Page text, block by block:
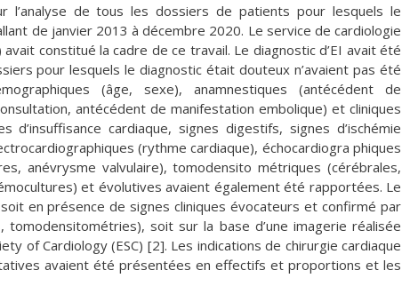
l’analyse de tous les dossiers de patients pour lesquels le
de janvier 2013 à décembre 2020. Le service de cardiologie
constitué la cadre de ce travail. Le diagnostic d’EI avait été
pour lesquels le diagnostic était douteux n’avaient pas été
(âge, sexe), anamnestiques (antécédent de
antécédent de manifestation embolique) et cliniques
d’insuffisance cardiaque, signes digestifs, signes d’ischémie
(rythme cardiaque), échocardiogra phiques
anévrysme valvulaire), tomodensito métriques (cérébrales,
et évolutives avaient également été rapportées. Le
en présence de signes cliniques évocateurs et confirmé par
soit sur la base d’une imagerie réalisée
of Cardiology (ESC) [2]. Les indications de chirurgie cardiaque
avaient été présentées en effectifs et proportions et les